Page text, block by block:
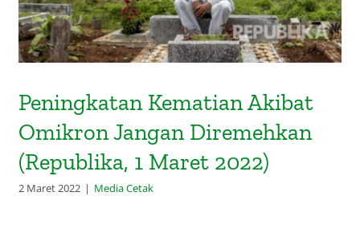
Peningkatan Kematian Akibat
Omikron Jangan Diremehkan
(Republika, 1 Maret 2022)
2 Maret 2022 | Media Cetak